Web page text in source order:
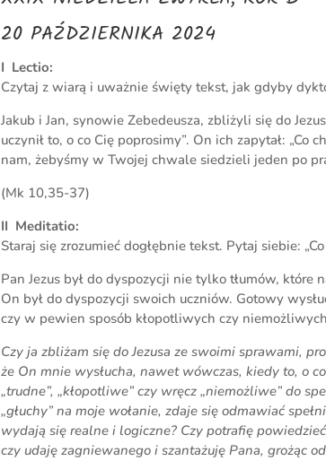
20 PAŹDZIERNIKA 2024
I Lectio:
Czytaj z wiarą i uważnie święty tekst, jak gdyby
Jakub i Jan, synowie Zebedeusza, zbliżyli się do
uczynił to, o co Cię poprosimy”. On ich zapytał: „Co
nam, żebyśmy w Twojej chwale siedzieli jeden po
(Mk 10,35-37)
II Meditatio:
Staraj się zrozumieć dogłębnie tekst. Pytaj siebie:
Pan Jezus był do dyspozycji nie tylko tłumów, które
On był do dyspozycji swoich uczniów. Gotowy
czy w pewien sposób kłopotliwych czy
Czy ja zbliżam się do Jezusa ze swoimi sprawami,
że On mnie wysłucha, nawet wówczas, kiedy to, o
„trudne”, „kłopotliwe” czy wręcz „niemożliwe” do
„głuchy” na moje wołanie, zdaje się odmawiać
wydają się realne i logiczne? Czy potrafię
czy udaję zagniewanego i szantażuję Pana, grożąc